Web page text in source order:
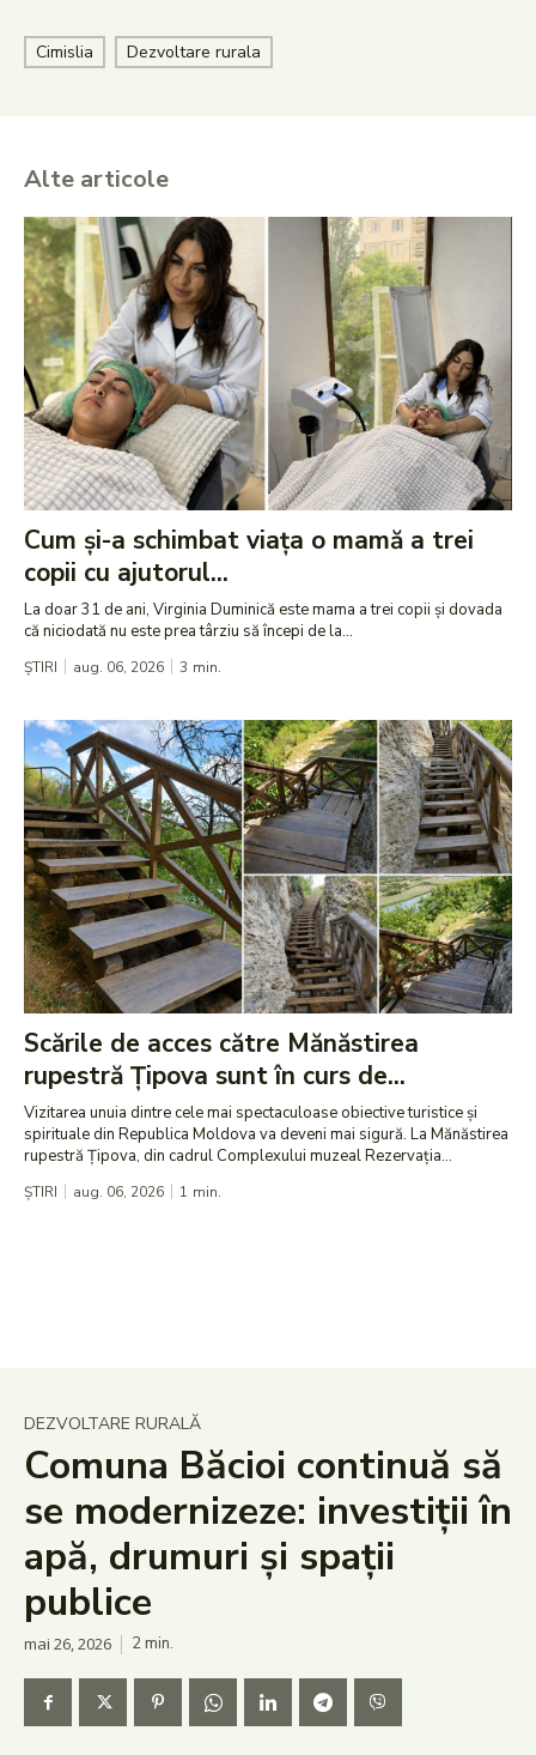
Cimislia Dezvoltare rurala
Alte articole
Cum și-a schimbat viața o mamă a trei
copii cu ajutorul...
La doar 31 de ani, Virginia Duminică este mama a trei copii și dovada
că niciodată nu este prea târziu să începi de la...
ȘTIRI aug. 06, 2026 3 min.
Scările de acces către Mănăstirea
rupestră Țipova sunt în curs de...
Vizitarea unuia dintre cele mai spectaculoase obiective turistice și
spirituale din Republica Moldova va deveni mai sigură. La Mănăstirea
rupestră Țipova, din cadrul Complexului muzeal Rezervația...
ȘTIRI aug. 06, 2026 1 min.